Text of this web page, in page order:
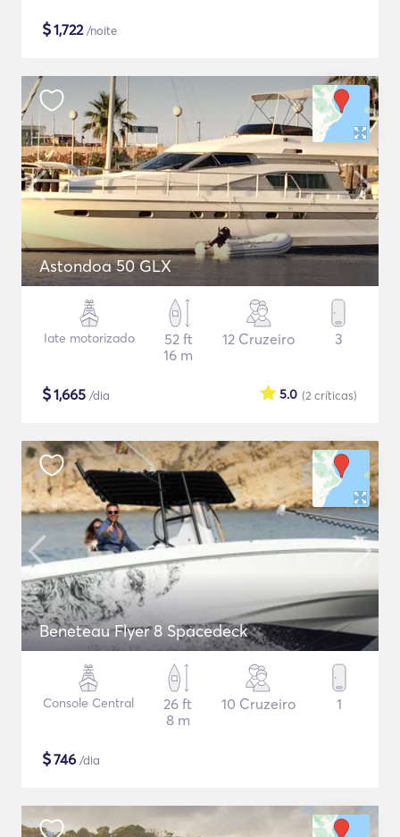
$1,722/noite
Astondoa 50 GLX
Iate motorizado
52 ft
16 m
12 Cruzeiro 3
$1,665 /dia (2 críticas)
5.0
Beneteau Flyer 8 Spacedeck
Console Central
26 ft
8 m
10 Cruzeiro 1
$746 /dia